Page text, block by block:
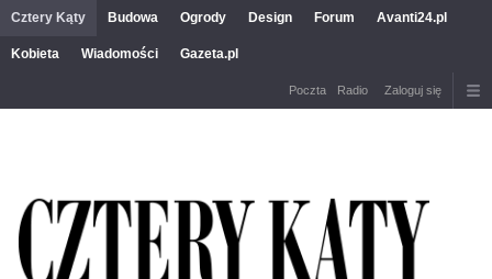
Cztery Kąty Budowa Ogrody Design Forum Avanti24.pl
Kobieta Wiadomości Gazeta.pl
Poczta Radio Zaloguj się